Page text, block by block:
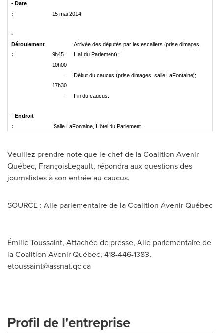
- Date
:
15 mai 2014
-
Déroulement
:
9h45 :
Arrivée des députés par les escaliers (prise dimages,
Hall du Parlement);
10h00
:
Début du caucus (prise dimages, salle LaFontaine);
17h30
:
Fin du caucus.
- Endroit
:
Salle LaFontaine, Hôtel du Parlement.
Veuillez prendre note que le chef de la Coalition Avenir
Québec, FrançoisLegault, répondra aux questions des
journalistes à son entrée au caucus.
SOURCE : Aile parlementaire de la Coalition Avenir Québec
Émilie Toussaint, Attachée de presse, Aile parlementaire de
la Coalition Avenir Québec, 418-446-1383,
etoussaint@assnat.qc.ca
Profil de l'entreprise